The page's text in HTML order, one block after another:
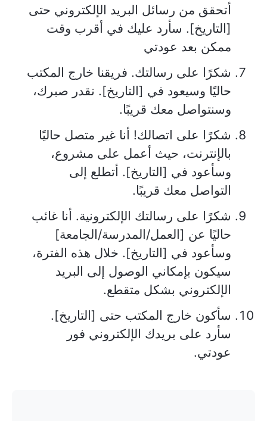
أتحقق من رسائل البريد الإلكتروني حتى
[التاريخ]. سأرد عليك في أقرب وقت
ممكن بعد عودتي
شكرًا على رسالتك. فريقنا خارج المكتب
حاليًا وسيعود في [التاريخ]. نقدر صبرك،
وسنتواصل معك قريبًا.
شكرًا على اتصالك! أنا غير متصل حاليًا
بالإنترنت، حيث أعمل على مشروع،
وسأعود في [التاريخ]. أتطلع إلى
التواصل معك قريبًا.
شكرًا على رسالتك الإلكترونية. أنا غائب
حاليًا عن [العمل/المدرسة/الجامعة]
وسأعود في [التاريخ]. خلال هذه الفترة،
سيكون بإمكاني الوصول إلى البريد
الإلكتروني بشكل متقطع.
سأكون خارج المكتب حتى [التاريخ].
سأرد على بريدك الإلكتروني فور
عودتي.